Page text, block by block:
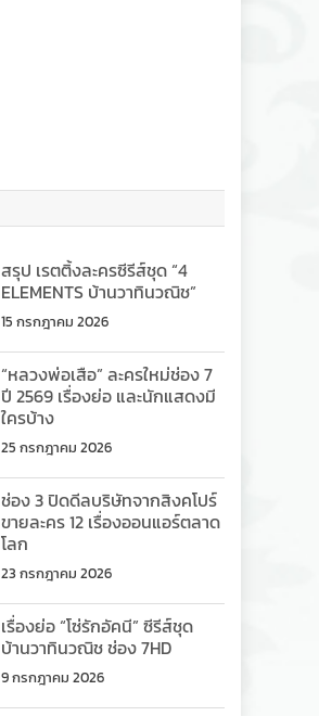
สรุป เรตติ้งละครซีรีส์ชุด “4
ELEMENTS บ้านวาทินวณิช”
15 กรกฎาคม 2026
“หลวงพ่อเสือ” ละครใหม่ช่อง 7
ปี 2569 เรื่องย่อ และนักแสดงมี
ใครบ้าง
25 กรกฎาคม 2026
ช่อง 3 ปิดดีลบริษัทจากสิงคโปร์
ขายละคร 12 เรื่องออนแอร์ตลาด
โลก
23 กรกฎาคม 2026
เรื่องย่อ “โซ่รักอัคนี” ซีรีส์ชุด
บ้านวาทินวณิช ช่อง 7HD
9 กรกฎาคม 2026